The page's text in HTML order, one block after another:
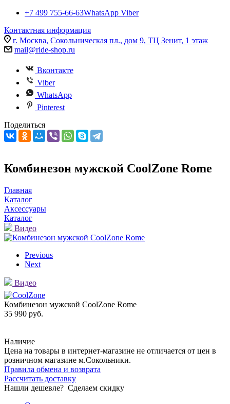
+7 499 755-66-63WhatsApp Viber
Контактная информация
г. Москва, Сокольническая пл., дом 9, ТЦ Зенит, 1 этаж
mail@ride-shop.ru
Вконтакте
Viber
WhatsApp
Pinterest
Поделиться
Комбинезон мужской CoolZone Rome
Главная
Каталог
Аксессуары
Каталог
Видео
Previous
Next
Видео
Комбинезон мужской CoolZone Rome
35 990 руб.
Наличие
Цена на товары в интернет-магазине не отличается от цен в
розничном магазине м.Сокольники.
Правила обмена и возврата
Рассчитать доставку
Нашли дешевле? Сделаем скидку